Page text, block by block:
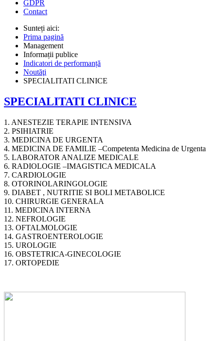
GDPR
Contact
Sunteți aici:
Prima pagină
Management
Informații publice
Indicatori de performanță
Noutăţi
SPECIALITATI CLINICE
SPECIALITATI CLINICE
1. ANESTEZIE TERAPIE INTENSIVA
2. PSIHIATRIE
3. MEDICINA DE URGENTA
4. MEDICINA DE FAMILIE –Competenta Medicina de Urgenta
5. LABORATOR ANALIZE MEDICALE
6. RADIOLOGIE –IMAGISTICA MEDICALA
7. CARDIOLOGIE
8. OTORINOLARINGOLOGIE
9. DIABET , NUTRITIE SI BOLI METABOLICE
10. CHIRURGIE GENERALA
11. MEDICINA INTERNA
12. NEFROLOGIE
13. OFTALMOLOGIE
14. GASTROENTEROLOGIE
15. UROLOGIE
16. OBSTETRICA-GINECOLOGIE
17. ORTOPEDIE